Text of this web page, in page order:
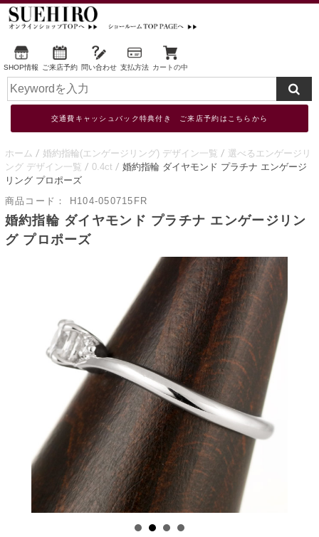
SHOP情報 ご来店予約 問い合わせ 支払方法 カートの中
交通費キャッシュバック特典付き ご来店予約はこちらから
ホーム 婚約指輪(エンゲージリング) デザイン一覧
選べるエンゲージリ
ング デザイン一覧
0.4ct
婚約指輪 ダイヤモンド プラチナ エンゲージ
リング プロポーズ
商品コード：
H104-050715FR
婚約指輪 ダイヤモンド プラチナ エンゲージリン
グ プロポーズ